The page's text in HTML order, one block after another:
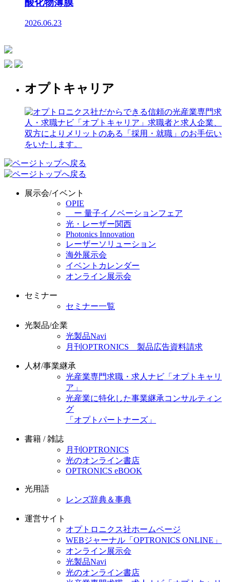
2026.06.23
オプトキャリア
展示会/イベント
OPIE
ー 量子イノベーションフェア
光・レーザー関西
Photonics Innovation
レーザーソリューション
海外展示会
イベントカレンダー
オンライン展示会
セミナー
セミナー一覧
光製品/企業
光製品Navi
月刊OPTRONICS 製品広告資料請求
人材/事業継承
光産業専門求職・求人ナビ「オプトキャリ
ア」
光産業に特化した事業継承コンサルティン
グ
「オプトパートナーズ」
書籍 / 雑誌
月刊OPTRONICS
光のオンライン書店
OPTRONICS eBOOK
光用語
レンズ辞典＆事典
運営サイト
オプトロニクス社ホームページ
WEBジャーナル「OPTRONICS ONLINE」
オンライン展示会
光製品Navi
光のオンライン書店